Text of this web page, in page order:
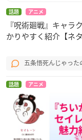
話題 アニメ
『呪術廻戦』キャラ
かりやすく紹介【ネ
五条悟死んじゃっ
話題 アニメ